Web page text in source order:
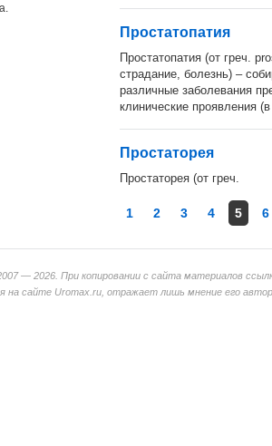
Простатопатия
Простатопатия (от греч.
страдание, болезнь) –
различные заболевания
клинические проявления
Простаторея
Простаторея (от греч.
1 2 3 4 5 6
— 2026. При копировании с сайта материалов
на сайте Uromax.ru, отражает лишь мнение его